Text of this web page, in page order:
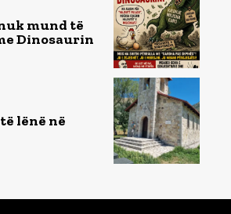
mund të
Dinosaurin
lënë në